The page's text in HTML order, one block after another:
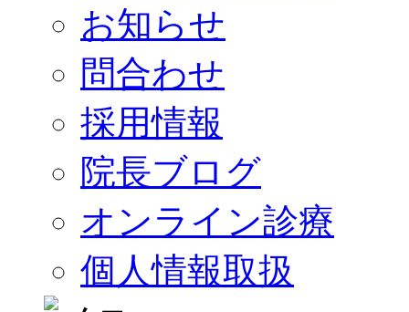
お知らせ
問合わせ
採用情報
院長ブログ
オンライン診療
個人情報取扱